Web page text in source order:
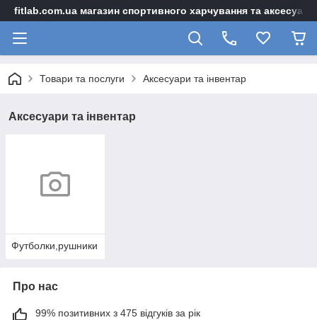
fitlab.com.ua магазин спортивного харчування та
Товари та послуги Аксесуари та інвентар
Аксесуари та інвентар
Футболки,рушники
Про нас
99% позитивних з 475 відгуків за рік